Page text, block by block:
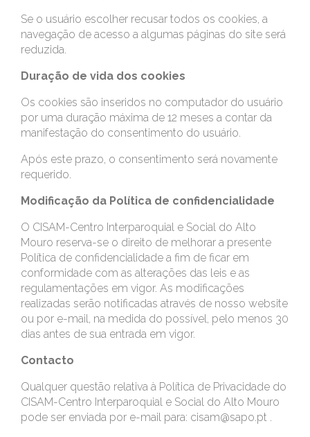
Se o usuário escolher recusar todos os cookies, a
navegação de acesso a algumas páginas do site será
reduzida.
Duração de vida dos cookies
Os cookies são inseridos no computador do usuário
por uma duração máxima de 12 meses a contar da
manifestação do consentimento do usuário.
Após este prazo, o consentimento será novamente
requerido.
Modificação da Política de confidencialidade
O CISAM-Centro Interparoquial e Social do Alto
Mouro reserva-se o direito de melhorar a presente
Política de confidencialidade a fim de ficar em
conformidade com as alterações das leis e as
regulamentações em vigor. As modificações
realizadas serão notificadas através de nosso website
ou por e-mail, na medida do possível, pelo menos 30
dias antes de sua entrada em vigor.
Contacto
Qualquer questão relativa à Política de Privacidade do
CISAM-Centro Interparoquial e Social do Alto Mouro
pode ser enviada por e-mail para: cisam@sapo.pt .